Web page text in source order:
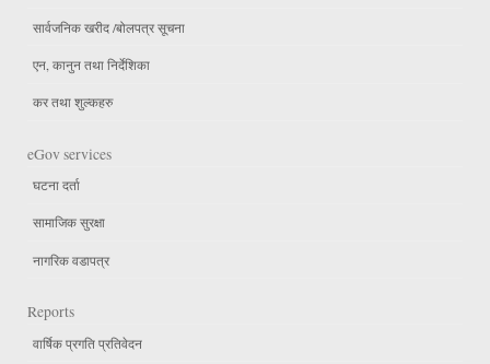
सार्वजनिक खरीद /बोलपत्र सूचना
एन, कानुन तथा निर्देशिका
कर तथा शुल्कहरु
eGov services
घटना दर्ता
सामाजिक सुरक्षा
नागरिक वडापत्र
Reports
वार्षिक प्रगति प्रतिवेदन